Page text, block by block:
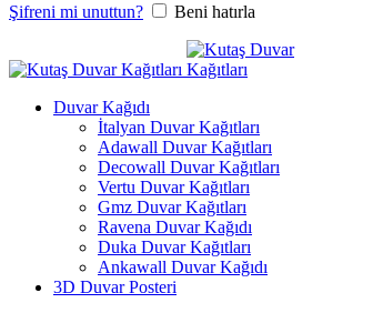
Şifreni mi unuttun? Beni hatırla
Duvar Kağıdı
İtalyan Duvar Kağıtları
Adawall Duvar Kağıtları
Decowall Duvar Kağıtları
Vertu Duvar Kağıtları
Gmz Duvar Kağıtları
Ravena Duvar Kağıdı
Duka Duvar Kağıtları
Ankawall Duvar Kağıdı
3D Duvar Posteri